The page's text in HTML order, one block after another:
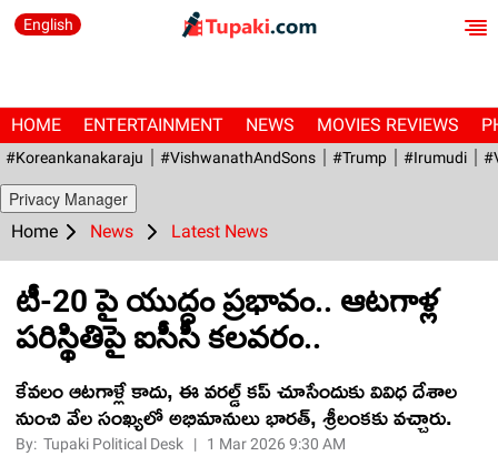
English
HOME ENTERTAINMENT NEWS MOVIES REVIEWS
#Koreankanakaraju #VishwanathAndSons #Trump #irumudi
Privacy Manager
Home News Latest News
టీ-20 పై యుద్ధం ప్రభావం.. ఆటగాళ్ల
పరిస్థితిపై ఐసీసీ కలవరం..
కేవలం ఆటగాళ్లే కాదు, ఈ వరల్డ్ కప్ చూసేందుకు వివిధ దేశాల
నుంచి వేల సంఖ్యలో అభిమానులు భారత్, శ్రీలంకకు వచ్చారు.
By:Tupaki Political Desk | 1 Mar 2026 9:30 AM